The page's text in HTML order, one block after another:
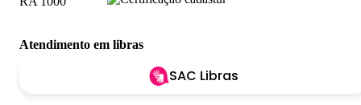
Atendimento em libras
SAC Libras